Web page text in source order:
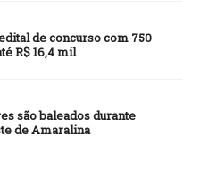
de concurso com 750
R$ 16,4 mil
são baleados durante
de Amaralina